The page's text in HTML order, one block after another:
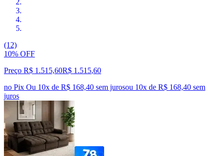
(12)
10% OFF
Preço R$ 1.515,60R$ 1.515,60
no Pix Ou 10x de R$ 168,40 sem jurosou 10x de R$ 168,40 sem
juros